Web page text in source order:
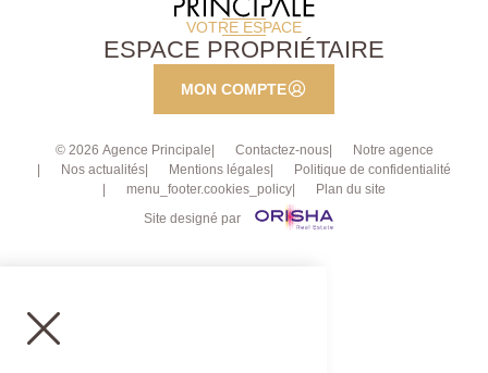
VOTRE ESPACE
ESPACE PROPRIÉTAIRE
MON COMPTE
© 2026 Agence Principale Contactez-nous
Notre agence
Nos actualités
Mentions légales
Politique de confidentialité
menu_footer.cookies_policy
Plan du site
Site designé par